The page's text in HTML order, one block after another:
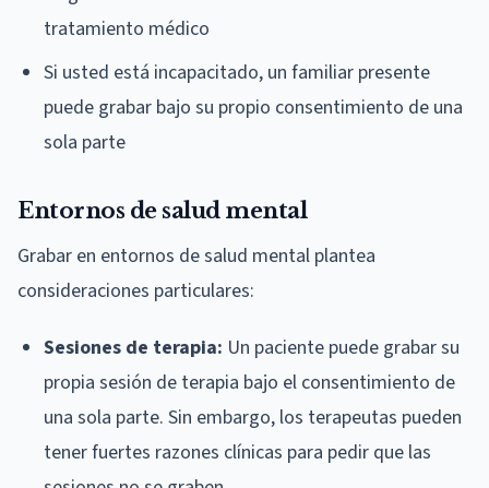
tratamiento médico
Si usted está incapacitado, un familiar presente
puede grabar bajo su propio consentimiento de una
sola parte
Entornos de salud mental
Grabar en entornos de salud mental plantea
consideraciones particulares:
Sesiones de terapia: Un paciente puede grabar su
propia sesión de terapia bajo el consentimiento de
una sola parte. Sin embargo, los terapeutas pueden
tener fuertes razones clínicas para pedir que las